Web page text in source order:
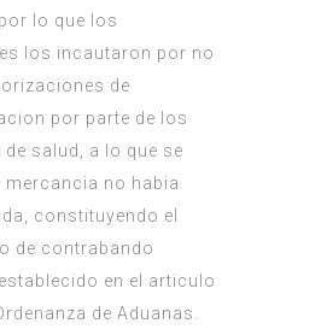
lo que los
los incautaron por no
de
por parte de los
salud, a lo que se
mercancia no habia
constituyendo el
de contrabando
en el articulo
de Aduanas.